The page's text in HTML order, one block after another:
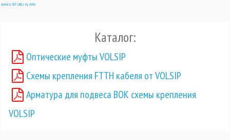
Joomla SEF URLs by Artio
Каталог:
Оптические муфты VOLSIP
Схемы крепления FTTH кабеля от VOLSIP
Арматура для подвеса ВОК схемы крепления
VOLSIP